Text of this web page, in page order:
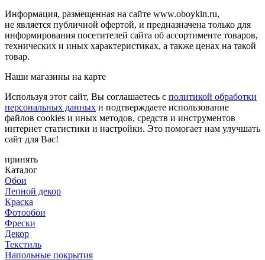
Информация, размещенная на сайте www.oboykin.ru,
не является публичной офертой, и предназначена только для
информирования посетителей сайта об ассортименте товаров,
технических и иных характеристиках, а также ценах на такой
товар.
Наши магазины на карте
Используя этот сайт, Вы соглашаетесь с политикой обработки
персональных данных и подтверждаете использование
файлов cookies и иных методов, средств и инструментов
интернет статистики и настройки. Это помогает нам улучшать
сайт для Вас!
принять
Каталог
Обои
Лепной декор
Краска
Фотообои
Фрески
Декор
Текстиль
Напольные покрытия